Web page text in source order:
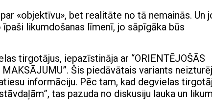
«objektīvu», bet realitāte no tā nemainās. Un
likumdošanas līmenī, jo sāpīgāka būs
tirgotājus, iepazīstināja ar “ORIENTĒJOŠĀS
Šis piedāvātais variants
informāciju. Pēc tam, kad degvielas
tas pazuda no diskusiju lauka un